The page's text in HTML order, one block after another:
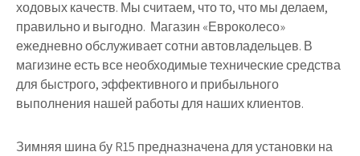
ходовых качеств. Мы считаем, что то, что мы делаем,
правильно и выгодно. Магазин «Евроколесо»
ежедневно обслуживает сотни автовладельцев. В
магизине есть все необходимые технические средства
для быстрого, эффективного и прибыльного
выполнения нашей работы для наших клиентов.
Зимняя шина бу R15 предназначена для установки на